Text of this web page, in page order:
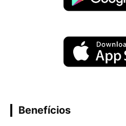
Benefícios